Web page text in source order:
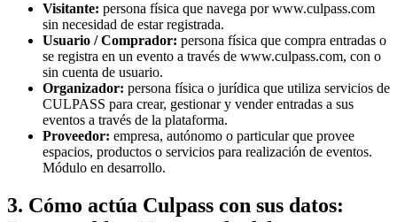
Visitante: persona física que navega por www.culpass.com
sin necesidad de estar registrada.
Usuario / Comprador: persona física que compra entradas o
se registra en un evento a través de www.culpass.com, con o
sin cuenta de usuario.
Organizador: persona física o jurídica que utiliza servicios de
CULPASS para crear, gestionar y vender entradas a sus
eventos a través de la plataforma.
Proveedor: empresa, autónomo o particular que provee
espacios, productos o servicios para realización de eventos.
Módulo en desarrollo.
3. Cómo actúa Culpass con sus datos: